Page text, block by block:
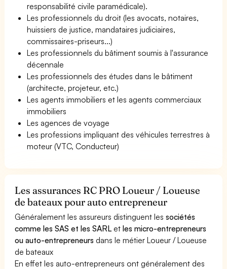
responsabilité civile paramédicale).
Les professionnels du droit (les avocats, notaires,
huissiers de justice, mandataires judiciaires,
commissaires-priseurs...)
Les professionnels du bâtiment soumis à l'assurance
décennale
Les professionnels des études dans le bâtiment
(architecte, projeteur, etc.)
Les agents immobiliers et les agents commerciaux
immobiliers
Les agences de voyage
Les professions impliquant des véhicules terrestres à
moteur (VTC, Conducteur)
Les assurances RC PRO Loueur / Loueuse
de bateaux pour auto entrepreneur
Généralement les assureurs distinguent lessociétés
comme les SAS et les SARL etles micro-entrepreneurs
ou auto-entrepreneurs dans le métier Loueur / Loueuse
de bateaux
En effet les auto-entrepreneurs ont généralement des